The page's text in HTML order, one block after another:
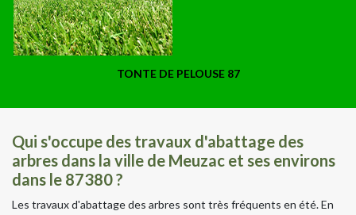
TONTE DE PELOUSE 87
Qui s'occupe des travaux d'abattage des
arbres dans la ville de Meuzac et ses environs
dans le 87380 ?
Les travaux d'abattage des arbres sont très fréquents en été. En